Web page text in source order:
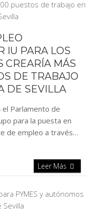
IU PARA LOS
CREARÍA MÁS
DE TRABAJO
DE SEVILLA
el Parlamento de
para la puesta en
de empleo a través…
Leer Más